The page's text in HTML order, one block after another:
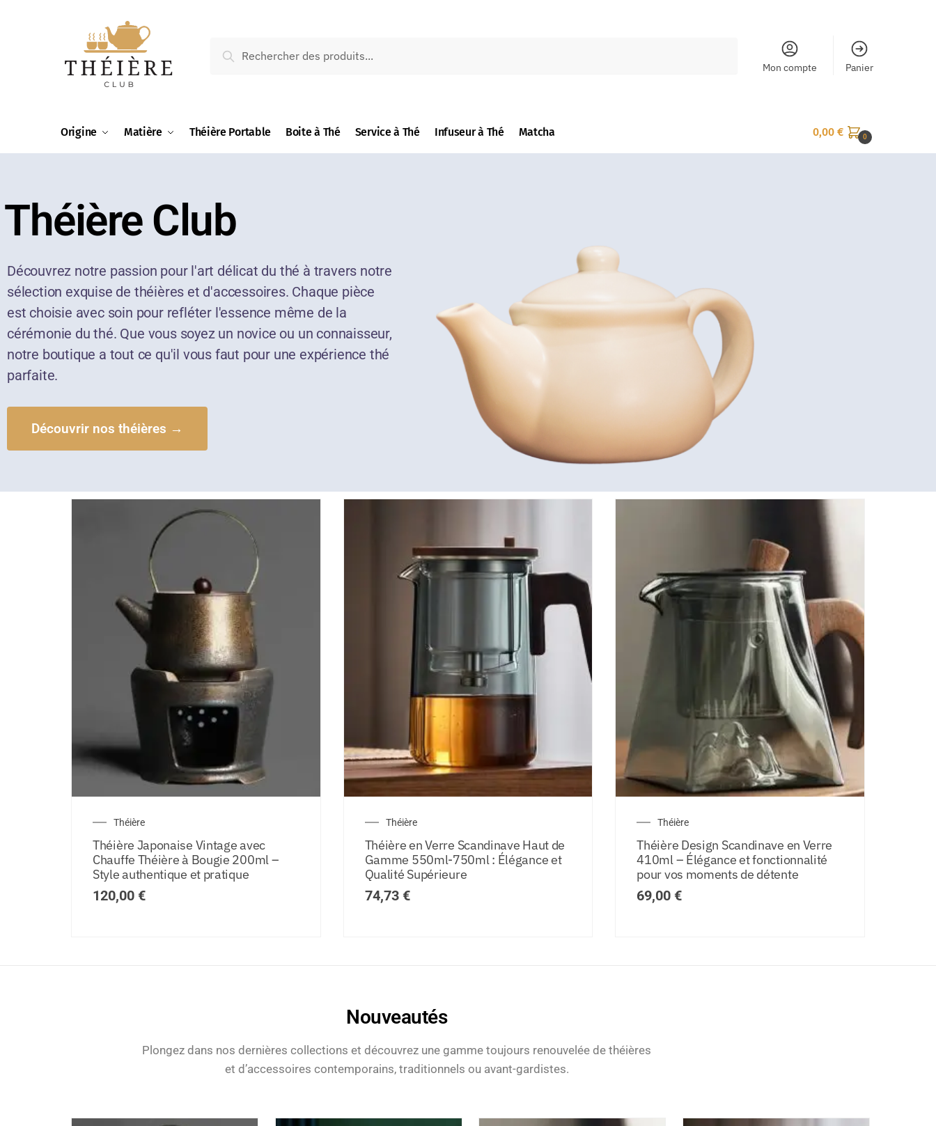
Recherche
Mon compte Panier
Origine Matière Théière Portable Boite à Thé Service à Thé Infuseur à Thé Matcha 0,00 € 0
Théière Club
Découvrez notre passion pour l'art délicat du thé à travers notre
sélection exquise de théières et d'accessoires. Chaque pièce
est choisie avec soin pour refléter l'essence même de la
cérémonie du thé. Que vous soyez un novice ou un connaisseur,
notre boutique a tout ce qu'il vous faut pour une expérience thé
parfaite.
Découvrir nos théières →
Théière
Théière Japonaise Vintage avec
Chauffe Théière à Bougie 200ml –
Style authentique et pratique
120,00 €
Théière
Théière en Verre Scandinave Haut de
Gamme 550ml-750ml : Élégance et
Qualité Supérieure
74,73 €
Théière
Théière Design Scandinave en Verre
410ml – Élégance et fonctionnalité
pour vos moments de détente
69,00€
Nouveautés
Plongez dans nos dernières collections et découvrez une gamme toujours renouvelée de théières
et d’accessoires contemporains, traditionnels ou avant-gardistes.